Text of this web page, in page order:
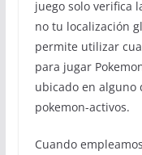
juego solo verifica
no tu localización
permite utilizar
para jugar
ubicado en alguno
pokemon-activos.
Cuando